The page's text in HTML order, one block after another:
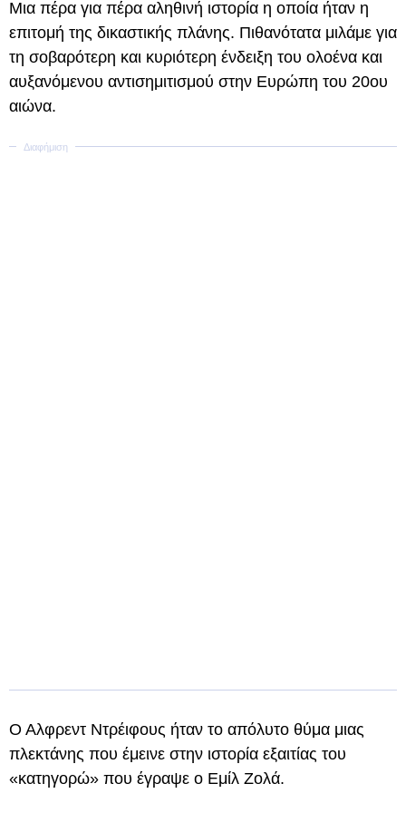
Μια πέρα για πέρα αληθινή ιστορία η οποία ήταν η
επιτομή της δικαστικής πλάνης. Πιθανότατα μιλάμε για
τη σοβαρότερη και κυριότερη ένδειξη του ολοένα και
αυξανόμενου αντισημιτισμού στην Ευρώπη του 20ου
αιώνα.
Ο Αλφρεντ Ντρέιφους ήταν το απόλυτο θύμα μιας
πλεκτάνης που έμεινε στην ιστορία εξαιτίας του
«κατηγορώ» που έγραψε ο Εμίλ Ζολά.